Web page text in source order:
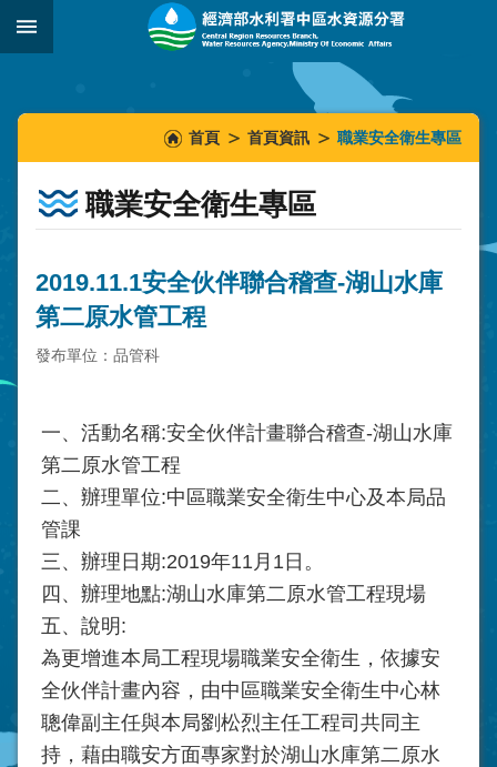
跳到主要內容區塊
::::::
首頁 首頁資訊 職業安全衛生專區
職業安全衛生專區
2019.11.1安全伙伴聯合稽查-湖山水庫
第二原水管工程
發布單位：品管科
一、活動名稱:安全伙伴計畫聯合稽查-湖山水庫
第二原水管工程
二、辦理單位:中區職業安全衛生中心及本局品
管課
三、辦理日期:2019年11月1日。
四、辦理地點:湖山水庫第二原水管工程現場
五、說明:
為更增進本局工程現場職業安全衛生，依據安
全伙伴計畫內容，由中區職業安全衛生中心林
聰偉副主任與本局劉松烈主任工程司共同主
持，藉由職安方面專家對於湖山水庫第二原水